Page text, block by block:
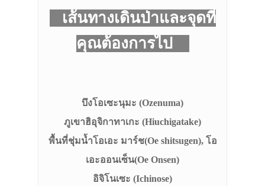
เส้นทางเดินป่าและจุดที่
คุณต้องการไป
บึงโอเซะนุมะ (Ozenuma)
ภูเขาฮิอุจิกาทาเกะ (Hiuchigatake)
พื้นที่ชุ่มน้ำโอเอะ มาร์ช(Oe shitsugen), โอ
เอะออนเซ็น(Oe Onsen)
อิจิโนเซะ (Ichinose)